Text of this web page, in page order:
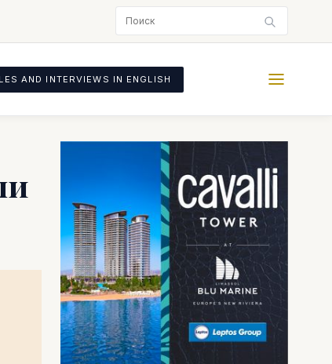
AND INTERVIEWS IN ENGLISH